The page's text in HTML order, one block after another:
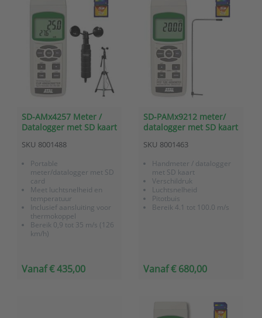
SD-AMx4257 Meter /
Datalogger met SD kaart
temperatuur
SKU 8001488
Portable
meter/datalogger met SD
card
Meet luchtsnelheid en
temperatuur
Inclusief aansluiting voor
thermokoppel
Bereik 0,9 tot 35 m/s (126
km/h)
Vanaf € 435,00
SD-PAMx9212 meter/
datalogger met SD kaart
luchtsnelheid - pitot
SKU 8001463
Handmeter / datalogger
met SD kaart
Verschildruk
Luchtsnelheid
Pitotbuis
Bereik 4.1 tot 100.0 m/s
Vanaf € 680,00